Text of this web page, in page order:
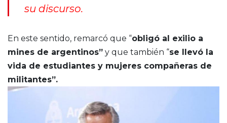
su discurso.
En este sentido, remarcó que “obligó al exilio a
mines de argentinos” y que también “se llevó la
vida de estudiantes y mujeres compañeras de
militantes”.